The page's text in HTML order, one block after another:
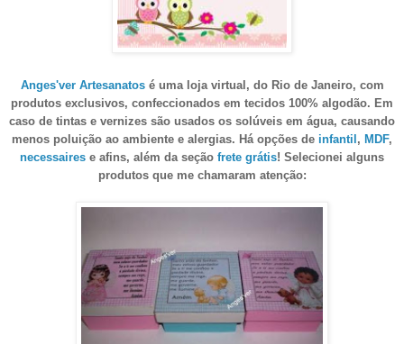
Anges'ver Artesanatosé uma loja virtual, do Rio de Janeiro, com
produtos exclusivos, confeccionados em tecidos 100% algodão. Em
caso de tintas e vernizes são usados os solúveis em água, causando
menos poluição ao ambiente e alergias. Há opções de infantil , MDF,
necessaires e afins, além da seção frete grátis! Selecionei alguns
produtos que me chamaram atenção: